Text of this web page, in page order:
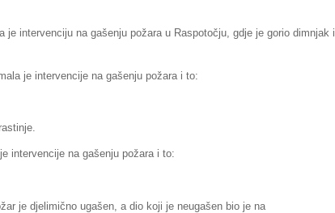
je intervenciju na gašenju požara u Raspotočju, gdje je gorio dimnjak i
je intervencije na gašenju požara i to:
intervencije na gašenju požara i to:
je djelimično ugašen, a dio koji je neugašen bio je na